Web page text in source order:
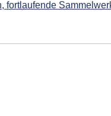
fortlaufende